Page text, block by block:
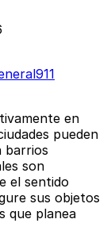
911
en
pueden
barrios
son
el sentido
sus objetos
que planea